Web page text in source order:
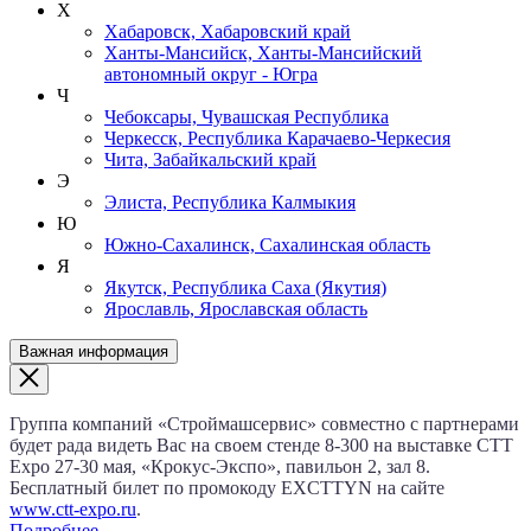
Х
Хабаровск, Хабаровский край
Ханты-Мансийск, Ханты-Мансийский
автономный округ - Югра
Ч
Чебоксары, Чувашская Республика
Черкесск, Республика Карачаево-Черкесия
Чита, Забайкальский край
Э
Элиста, Республика Калмыкия
Ю
Южно-Сахалинск, Сахалинская область
Я
Якутск, Республика Саха (Якутия)
Ярославль, Ярославская область
Важная информация
Группа компаний «Строймашсервис» совместно с партнерами
будет рада видеть Вас на своем стенде 8‑300 на выставке CTT
Expo 27‑30 мая, «Крокус‑Экспо», павильон 2, зал 8.
Бесплатный билет по промокоду EXCTTYN на сайте
www.сtt-expo.ru.